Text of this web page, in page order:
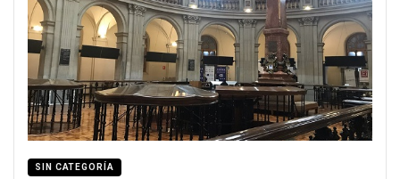
SIN CATEGORÍA